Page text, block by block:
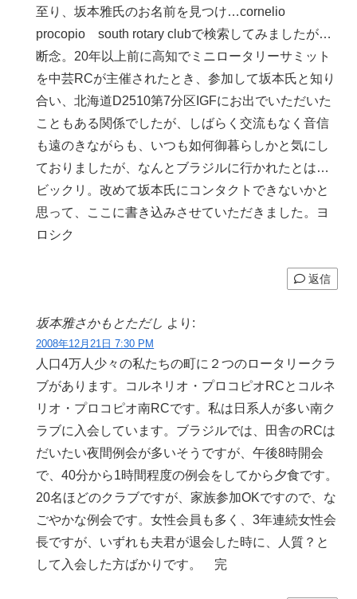
至り、坂本雅氏のお名前を見つけ…cornelio
procopio south rotary clubで検索してみましたが…
断念。20年以上前に高知でミニロータリーサミット
を中芸RCが主催されたとき、参加して坂本氏と知り
合い、北海道D2510第7分区IGFにお出でいただいた
こともある関係でしたが、しばらく交流もなく音信
も遠のきながらも、いつも如何御暮らしかと気にし
ておりましたが、なんとブラジルに行かれたとは…
ビックリ。改めて坂本氏にコンタクトできないかと
思って、ここに書き込みさせていただきました。ヨ
ロシク
返信
坂本雅さかもとただし より:
2008年12月21日 7:30 PM
人口4万人少々の私たちの町に２つのロータリークラ
ブがあります。コルネリオ・プロコピオRCとコルネ
リオ・プロコピオ南RCです。私は日系人が多い南ク
ラブに入会しています。ブラジルでは、田舎のRCは
だいたい夜間例会が多いそうですが、午後8時開会
で、40分から1時間程度の例会をしてから夕食です。
20名ほどのクラブですが、家族参加OKですので、な
ごやかな例会です。女性会員も多く、3年連続女性会
長ですが、いずれも夫君が退会した時に、人質？と
して入会した方ばかりです。 完